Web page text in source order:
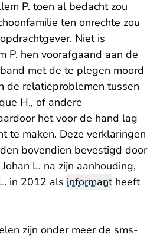
P. toen al bedacht zou
ten onrechte zou
Niet is
P. hen voorafgaand aan de
met de te plegen moord
de relatieproblemen tussen
H., of andere
het voor de hand lag
te maken. Deze verklaringen
bovendien bevestigd door
L. na zijn aanhouding,
in 2012 als informantheeft
zijn onder meer de sms-